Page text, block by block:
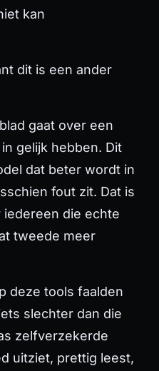
kan
dit is een ander
gaat over een
gelijk hebben. Dit
dat beter wordt in
fout zit. Dat is
die echte
tweede meer
deze tools faalden
slechter dan die
zelfverzekerde
uitziet, prettig leest,